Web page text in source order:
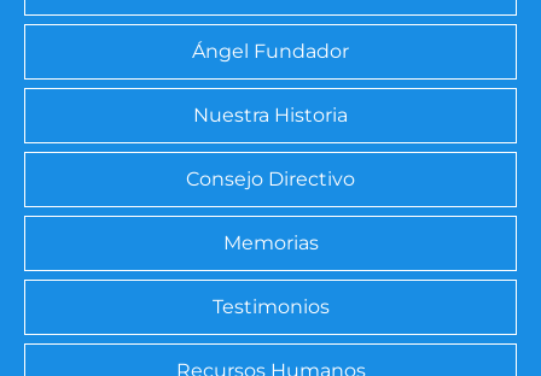
Ángel Fundador
Nuestra Historia
Consejo Directivo
Memorias
Testimonios
Recursos Humanos